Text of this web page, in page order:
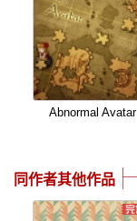
Abnormal Avatar
同作者其他作品